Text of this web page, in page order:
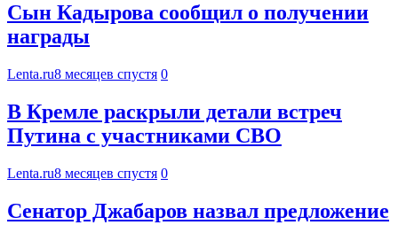
Сын Кадырова сообщил о получении
награды
Lenta.ru8 месяцев спустя 0
В Кремле раскрыли детали встреч
Путина с участниками СВО
Lenta.ru8 месяцев спустя 0
Сенатор Джабаров назвал предложение